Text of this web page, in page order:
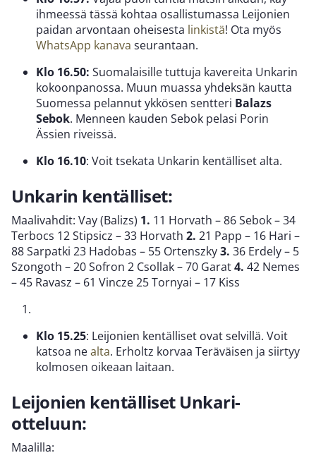
ihmeessä tässä kohtaa osallistumassa Leijonien
paidan arvontaan oheisesta linkistä! Ota myös
WhatsApp kanava seurantaan.
Klo 16.50: Suomalaisille tuttuja kavereita Unkarin
kokoonpanossa. Muun muassa yhdeksän kautta
Suomessa pelannut ykkösen sentteri Balazs
Sebok. Menneen kauden Sebok pelasi Porin
Ässien riveissä.
Klo 16.10: Voit tsekata Unkarin kentälliset alta.
Unkarin kentälliset:
Maalivahdit: Vay (Balizs) 1. 11 Horvath – 86 Sebok – 34
Terbocs 12 Stipsicz – 33 Horvath 2. 21 Papp – 16 Hari –
88 Sarpatki 23 Hadobas – 55 Ortenszky3. 36 Erdely – 5
Szongoth – 20 Sofron 2 Csollak – 70 Garat4. 42 Nemes
– 45 Ravasz – 61 Vincze 25 Tornyai – 17 Kiss
Klo 15.25: Leijonien kentälliset ovat selvillä. Voit
katsoa nealta. Erholtz korvaa Teräväisen ja siirtyy
kolmosen oikeaan laitaan.
Leijonien kentälliset Unkari-
otteluun:
Maalilla: